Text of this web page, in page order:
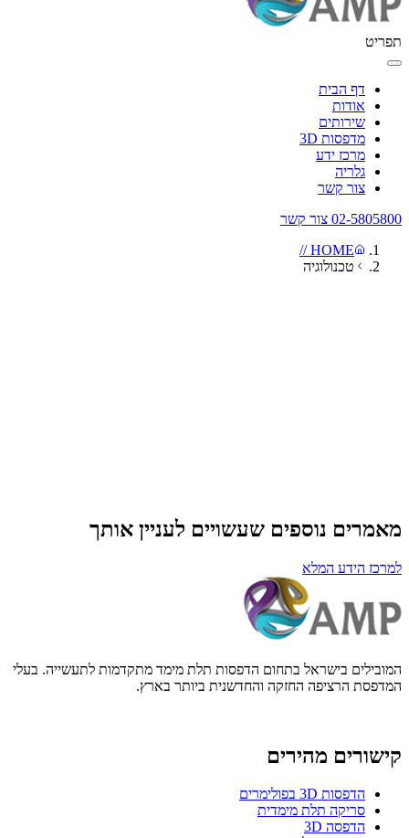
תפריט
דף הבית
אודות
שירותים
מדפסות 3D
מרכז ידע
גלריה
צור קשר
02-5805800 צור קשר
HOME //
טכנולוגיה
מנהל מוצר AMP
מאמרים נוספים שעשויים לעניין אותך
למרכז הידע המלא
המובילים בישראל בתחום הדפסות תלת מימד מתקדמות לתעשייה. בעלי
המדפסת הרציפה החזקה והחדשנית ביותר בארץ.
קישורים מהירים
הדפסות 3D בפולימרים
סריקה תלת מימדית
הדפסה 3D